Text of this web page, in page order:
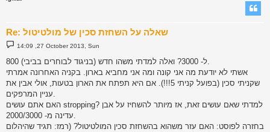
Re: שאלה על השחזת סכין של מולטיטול
P
o
s
t
14:09 ,27 October 2013, Sun
800 ל- 3000? ואלה למדתי משהו חדש (בניגוד לבוחרים בביבי).
אשתי לא יודעת מה אני קונה ומה אני מחביא בארון. בקניה האחרונה אמרתי
שקניתי סכין (בפועל קניתי 5!!!). אם היא תפתח את הארון בטעות, אולי אבין את
עניין המרפקים.
האם אתם עושים stropping? למדתי שאם עושים זאת, אז מיותר להשחיז על אבן
עדינה מ- 2000/3000.
בחזרה לפוסט: האם עזר משהוא בהשחזת סכין המולטיטול? (רמז: תגיד שהיהלום